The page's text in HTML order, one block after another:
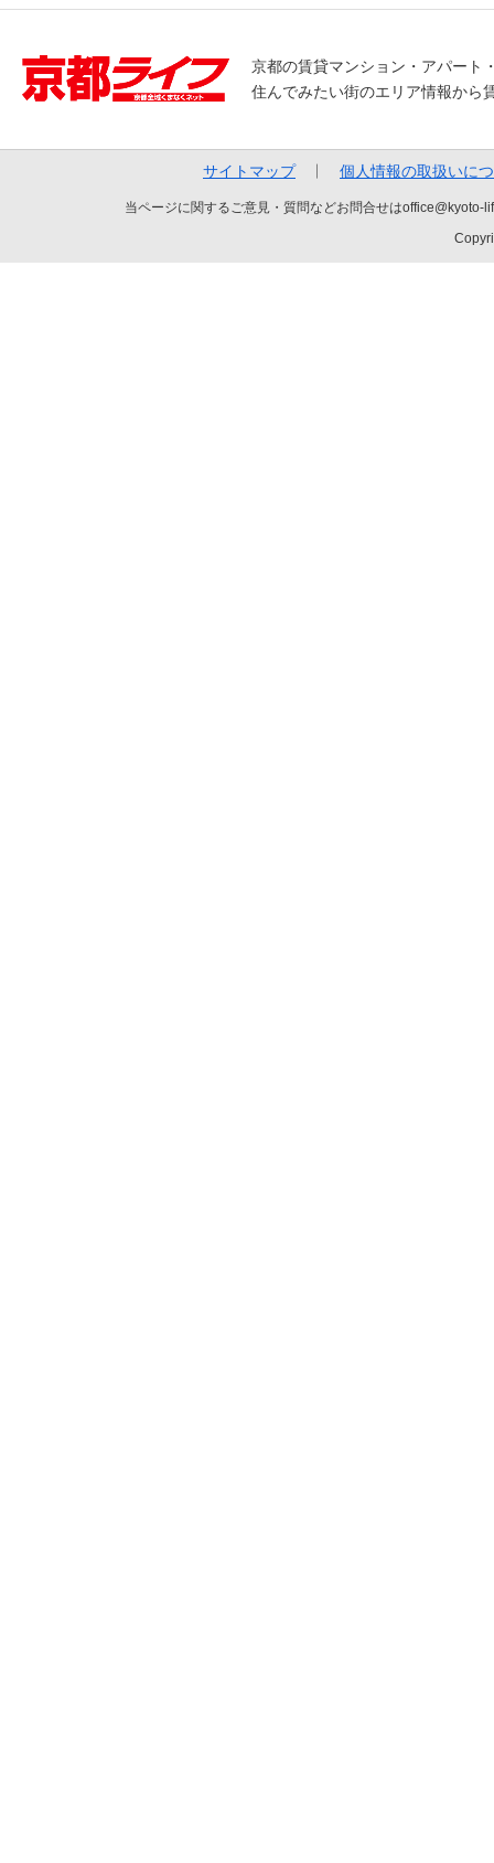
京都の賃貸マンション・アパート
住んでみたい街のエリア情報から
サイトマップ 個人情報の取扱いに
当ページに関するご意見・質問などお問合せは